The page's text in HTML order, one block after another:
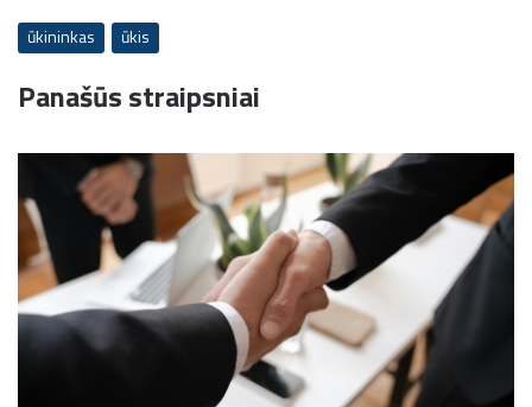
ūkininkas ūkis
Panašūs straipsniai